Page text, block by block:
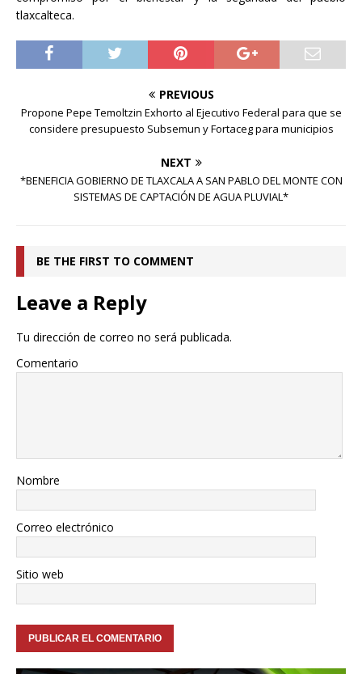
tlaxcalteca.
PREVIOUS
Propone Pepe Temoltzin Exhorto al Ejecutivo Federal para que se
considere presupuesto Subsemun y Fortaceg para municipios
NEXT
*BENEFICIA GOBIERNO DE TLAXCALA A SAN PABLO DEL MONTE CON
SISTEMAS DE CAPTACIÓN DE AGUA PLUVIAL*
BE THE FIRST TO COMMENT
Leave a Reply
Tu dirección de correo no será publicada.
Comentario
Nombre
Correo electrónico
Sitio web